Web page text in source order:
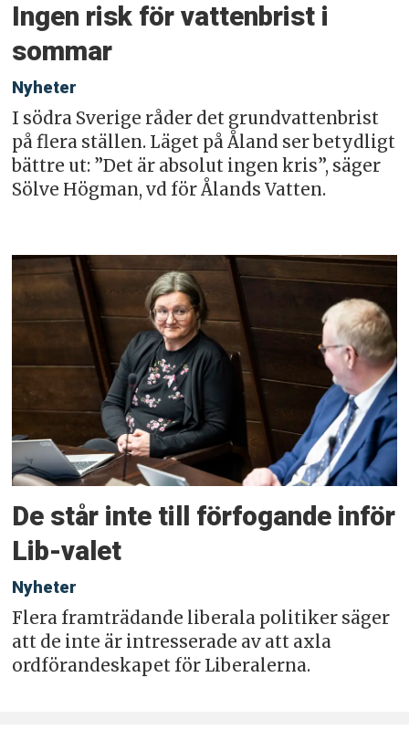
Ingen risk för vattenbrist i
sommar
Nyheter
I södra Sverige råder det grundvattenbrist
på flera ställen. Läget på Åland ser betydligt
bättre ut: ”Det är absolut ingen kris”, säger
Sölve Högman, vd för Ålands Vatten.
De står inte till förfogande inför
Lib-valet
Nyheter
Flera framträdande liberala politiker säger
att de inte är intresserade av att axla
ordförandeskapet för Liberalerna.